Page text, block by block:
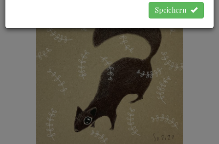
Speichern